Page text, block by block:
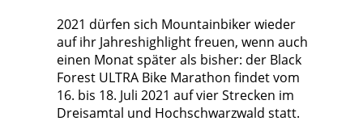
2021 dürfen sich Mountainbiker wieder
auf ihr Jahreshighlight freuen, wenn auch
einen Monat später als bisher: der Black
Forest ULTRA Bike Marathon findet vom
16. bis 18. Juli 2021 auf vier Strecken im
Dreisamtal und Hochschwarzwald statt.